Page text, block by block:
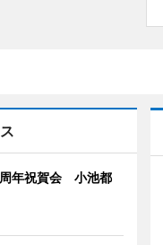
年祝賀会 小池都